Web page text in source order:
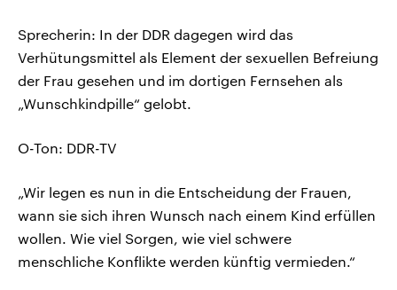
Sprecherin: In der DDR dagegen wird das
Verhütungsmittel als Element der sexuellen Befreiung
der Frau gesehen und im dortigen Fernsehen als
„Wunschkindpille“ gelobt.
O-Ton: DDR-TV
„Wir legen es nun in die Entscheidung der Frauen,
wann sie sich ihren Wunsch nach einem Kind erfüllen
wollen. Wie viel Sorgen, wie viel schwere
menschliche Konflikte werden künftig vermieden.“